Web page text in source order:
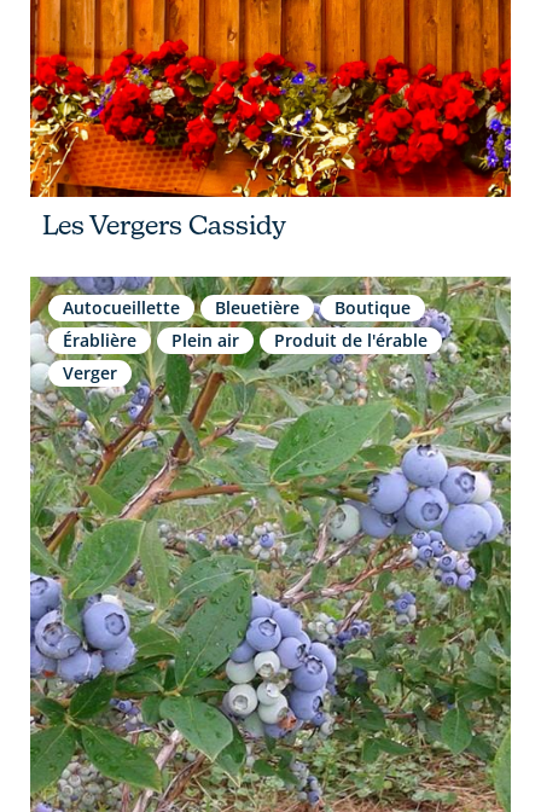
Les Vergers Cassidy
Autocueillette Bleuetière
Boutique
Érablière
Plein air
Produit de l'érable
Verger